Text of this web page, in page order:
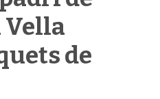
Vella
de